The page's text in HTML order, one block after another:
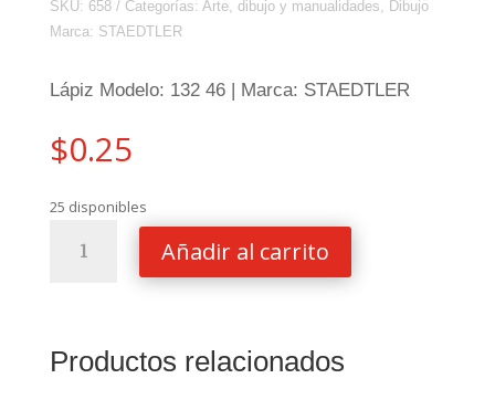
SKU: 658 Categorías: Arte, dibujo y manualidades, Dibujo
Marca: STAEDTLER
Lápiz Modelo: 132 46 | Marca: STAEDTLER
$0.25
25 disponibles
STAEDTLER
132
Añadir al carrito
Productos relacionados